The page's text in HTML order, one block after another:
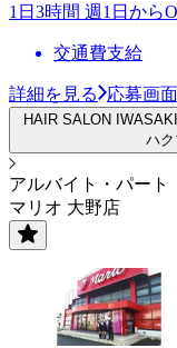
1日3時間 週1日から
交通費支給
詳細を見る 応募画
HAIR SALON
ハ
アルバイト・パート
マリオ 大野店